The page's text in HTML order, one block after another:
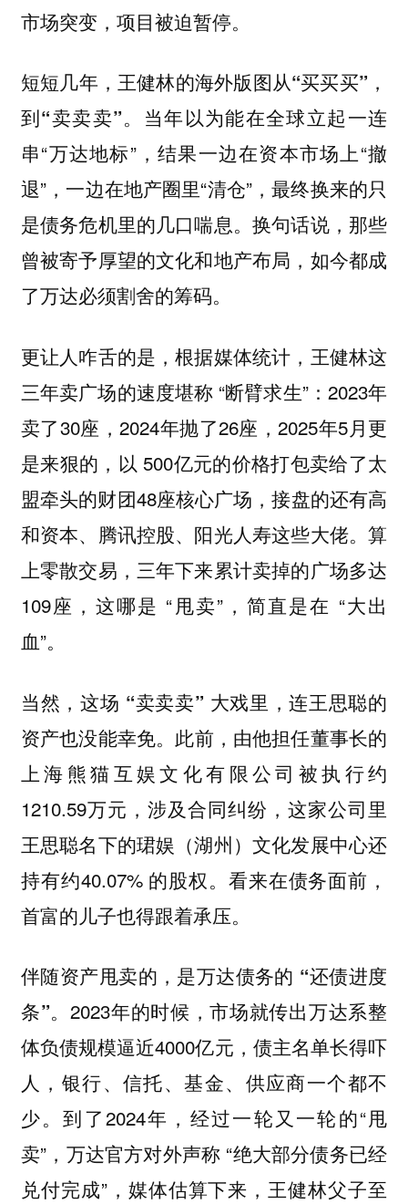
市场突变，项目被迫暂停。
短短几年，王健林的海外版图从“买买买”，
到“卖卖卖”。 当年以为能在全球立起一连
串“万达地标”，结果一边在资本市场上“撤
退”，一边在地产圈里“清仓”，最终换来的只
是债务危机里的几口喘息。换句话说，那些
曾被寄予厚望的文化和地产布局，如今都成
了万达必须割舍的筹码。
更让人咋舌的是，根据媒体统计，王健林这
三年卖广场的速度堪称 “断臂求生”：2023年
卖了30座，2024年抛了26座，2025年5月更
是来狠的，以 500亿元的价格打包卖给了太
盟牵头的财团48座核心广场，接盘的还有高
和资本、腾讯控股、阳光人寿这些大佬。算
上零散交易，三年下来累计卖掉的广场多达
109座，这哪是 “甩卖”，简直是在 “大出
血”。
当然，这场 “卖卖卖” 大戏里，连王思聪的
资产也没能幸免。 此前，由他担任董事长的
上海熊猫互娱文化有限公司被执行约
1210.59万元，涉及合同纠纷，这家公司里
王思聪名下的珺娱（湖州）文化发展中心还
持有约40.07% 的股权。看来在债务面前，
首富的儿子也得跟着承压。
伴随资产甩卖的，是万达债务的 “还债进度
条”。2023年的时候，市场就传出万达系整
体负债规模逼近4000亿元，债主名单长得吓
人，银行、信托、基金、供应商一个都不
少。到了2024年，经过一轮又一轮的“甩
卖”，万达官方对外声称 “绝大部分债务已经
兑付完成”，媒体估算下来，王健林父子至